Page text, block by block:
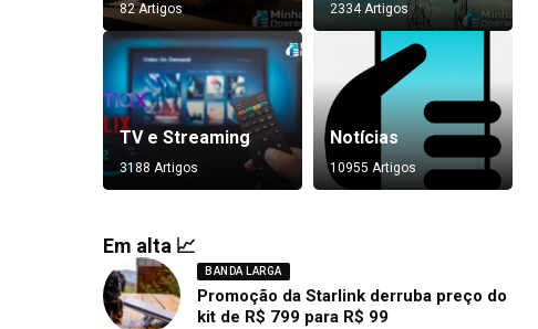
82 Artigos 2334 Artigos
TV e Streaming
3188 Artigos
Notícias
10955 Artigos
Em alta 📈
BANDA LARGA
Promoção da Starlink derruba preço do
kit de R$ 799 para R$ 99